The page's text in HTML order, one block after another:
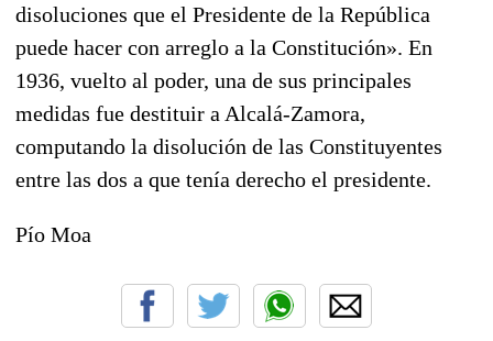
disoluciones que el Presidente de la República
puede hacer con arreglo a la Constitución». En
1936, vuelto al poder, una de sus principales
medidas fue destituir a Alcalá-Zamora,
computando la disolución de las Constituyentes
entre las dos a que tenía derecho el presidente.
Pío Moa